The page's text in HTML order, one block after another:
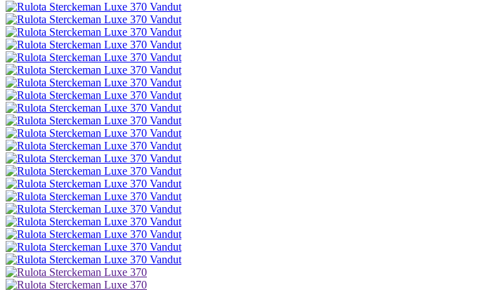
Vandut
Vandut
Vandut
Vandut
Vandut
Vandut
Vandut
Vandut
Vandut
Vandut
Vandut
Vandut
Vandut
Vandut
Vandut
Vandut
Vandut
Vandut
Vandut
Vandut
Vandut